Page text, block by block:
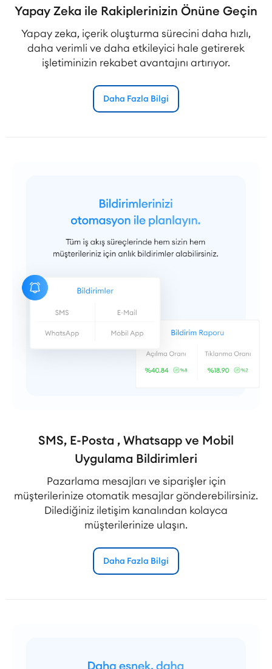
Yapay Zeka ile Rakiplerinizin Önüne Geçin
Yapay zeka, içerik oluşturma sürecini daha hızlı,
daha verimli ve daha etkileyici hale getirerek
işletiminizin rekabet avantajını artırıyor.
Daha Fazla Bilgi
SMS, E-Posta , Whatsapp ve Mobil
Uygulama Bildirimleri
Pazarlama mesajları ve siparişler için
müşterilerinize otomatik mesajlar gönderebilirsiniz.
Dilediğiniz iletişim kanalından kolayca
müşterilerinize ulaşın.
Daha Fazla Bilgi